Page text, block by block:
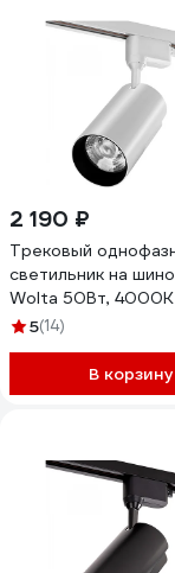
2 190 ₽
Трековый
светильник на
Wolta 50Вт,
WTL-50W/01W
5(14)
В корзину